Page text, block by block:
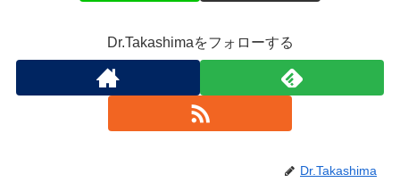
Dr.Takashimaをフォローする
Dr.Takashima